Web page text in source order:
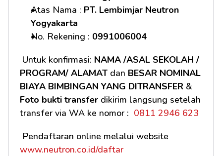
Atas Nama : PT. Lembimjar Neutron
Yogyakarta
No. Rekening : 0991006004
Untuk konfirmasi: NAMA /ASAL SEKOLAH /
PROGRAM/ ALAMAT dan BESAR NOMINAL
BIAYA BIMBINGAN YANG DITRANSFER
Foto bukti transfer dikirim langsung setelah
transfer via WA ke nomor : 0811 2946 623
www.neutron.co.id/daftar